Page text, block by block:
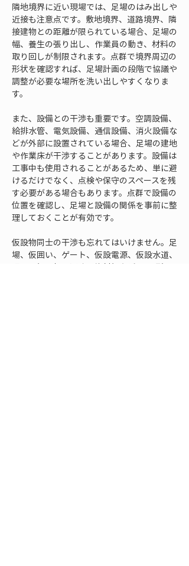
隣地境界に近い現場では、足場のはみ出しや
近接も注意点です。敷地境界、道路境界、隣
接建物との距離が限られている場合、足場の
幅、養生の張り出し、作業員の動き、材料の
取り回しが制限されます。点群で境界周辺の
形状を確認すれば、足場計画の段階で協議や
調整が必要な場所を洗い出しやすくなりま
す。
また、設備との干渉も重要です。空調設備、
給排水管、電気設備、通信設備、消火設備な
どが外部に設置されている場合、足場の建地
や作業床が干渉することがあります。設備は
工事中も使用されることがあるため、単に避
けるだけでなく、点検や保守のスペースを残
す必要がある場合もあります。点群で設備の
位置を確認し、足場と設備の関係を事前に整
理しておくことが有効です。
仮設物同士の干渉も忘れてはいけません。足
場、仮囲い、ゲート、仮設電源、仮設水道、
照明、掲示板、通路、資材棚などは、現場で